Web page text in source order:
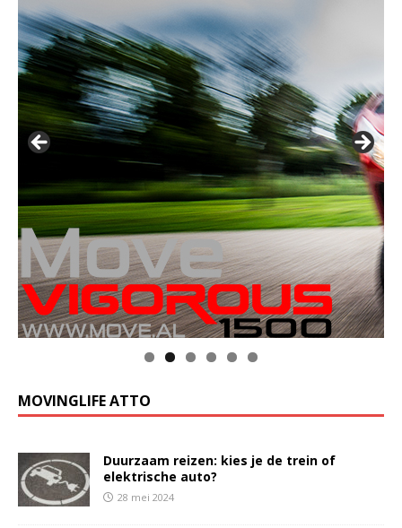
MOVINGLIFE ATTO
Duurzaam reizen: kies je de trein of
elektrische auto?
28 mei 2024